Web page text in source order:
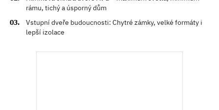
rámu, tichý a úsporný dům
Vstupní dveře budoucnosti: Chytré zámky, velké formáty i
lepší izolace